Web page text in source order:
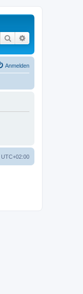
Suche
Anmelden
UTC+02:00